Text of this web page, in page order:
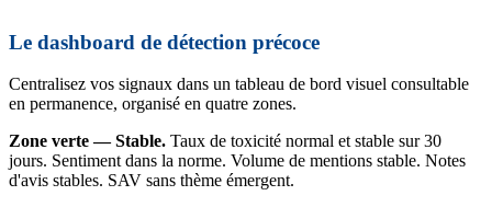
Le dashboard de détection précoce
Centralisez vos signaux dans un tableau de bord visuel consultable
en permanence, organisé en quatre zones.
Zone verte — Stable. Taux de toxicité normal et stable sur 30
jours. Sentiment dans la norme. Volume de mentions stable. Notes
d'avis stables. SAV sans thème émergent.